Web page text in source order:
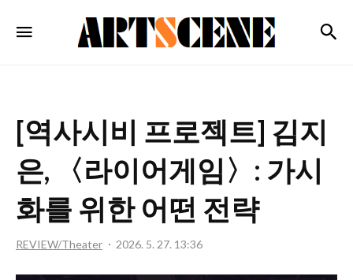
ARTSCENE
[역사시비 프로젝트] 김지
은, 〈라이어게임〉: 가시
화를 위한 어떤 전략
REVIEW/Theater 2026. 5. 27. 13:36